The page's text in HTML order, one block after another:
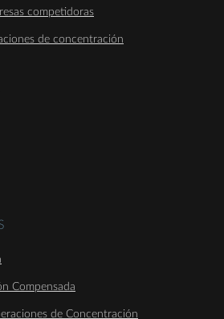
competidoras
de concentración
Compensada
de Concentración